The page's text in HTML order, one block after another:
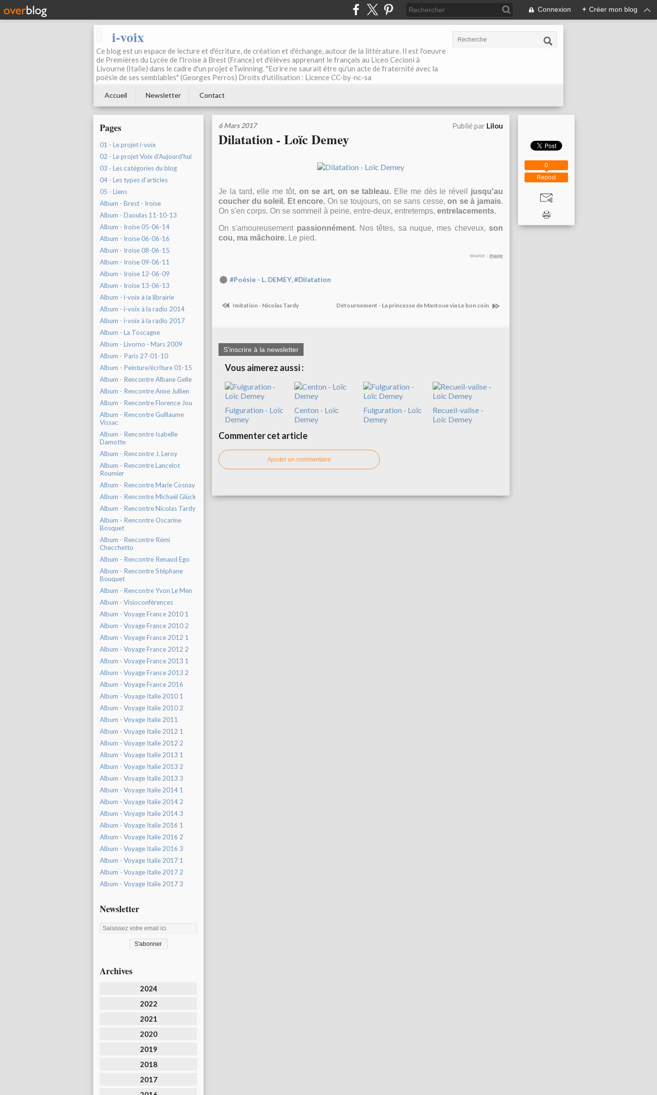
Connexion + Créer mon blog
i-voix
Ce blog est un espace de lecture et d'écriture, de création et d'échange, autour de la littérature. Il est l'oeuvre
de Premières du Lycée de l'Iroise à Brest (France) et d'élèves apprenant le français au Liceo Cecioni à
Livourne (Italie) dans le cadre d'un projet eTwinning. "Ecrire ne saurait être qu'un acte de fraternité avec la
poésie de ses semblables" (Georges Perros) Droits d'utilisation : Licence CC-by-nc-sa
Accueil Newsletter Contact
Pages
01 - Le projet i-voix
02 - Le projet Voix d'Aujourd'hui
03 - Les catégories du blog
04 - Les types d'articles
05 - Liens
Album - Brest - Iroise
Album - Daoulas 11-10-13
Album - Iroise 05-06-14
Album - Iroise 06-06-16
Album - Iroise 08-06-15
Album - Iroise 09-06-11
Album - Iroise 12-06-09
Album - Iroise 13-06-13
Album - i-voix à la librairie
Album - i-voix à la radio 2014
Album - i-voix à la radio 2017
Album - La Toscagne
Album - Livorno - Mars 2009
Album - Paris 27-01-10
Album - Peinture/écriture 01-15
Album - Rencontre Albane Gelle
Album - Rencontre Anne Jullien
Album - Rencontre Florence Jou
Album - Rencontre Guillaume
Vissac
Album - Rencontre Isabelle
Damotte
Album - Rencontre J. Leroy
Album - Rencontre Lancelot
Roumier
Album - Rencontre Marie Cosnay
Album - Rencontre Michaël Glück
Album - Rencontre Nicolas Tardy
Album - Rencontre Oscarine
Bosquet
Album - Rencontre Rémi
Checchetto
Album - Rencontre Renaud Ego
Album - Rencontre Stéphane
Bouquet
Album - Rencontre Yvon Le Men
Album - Visioconfèrences
Album - Voyage France 2010 1
Album - Voyage France 2010 2
Album - Voyage France 2012 1
Album - Voyage France 2012 2
Album - Voyage France 2013 1
Album - Voyage France 2013 2
Album - Voyage France 2016
Album - Voyage Italie 2010 1
Album - Voyage Italie 2010 2
Album - Voyage Italie 2011
Album - Voyage Italie 2012 1
Album - Voyage Italie 2012 2
Album - Voyage Italie 2013 1
Album - Voyage Italie 2013 2
Album - Voyage Italie 2013 3
Album - Voyage Italie 2014 1
Album - Voyage Italie 2014 2
Album - Voyage Italie 2014 3
Album - Voyage Italie 2016 1
Album - Voyage Italie 2016 2
Album - Voyage Italie 2016 3
Album - Voyage Italie 2017 1
Album - Voyage Italie 2017 2
Album - Voyage Italie 2017 3
Newsletter
Archives
2024
2022
2021
2020
2019
2018
2017
6 Mars 2017 Publié par Lilou
Dilatation - Loïc Demey
Je la tard, elle me tôt, on se art, on se tableau. Elle me dès le réveil jusqu'au
coucher du soleil. Et encore. On se toujours, on se sans cesse, on se à jamais.
On s'en corps. On se sommeil à peine, entre-deux, entretemps, entrelacements.
On s'amoureusement passionnément. Nos têtes, sa nuque, mes cheveux,son
cou, ma mâchoire. Le pied.
source : image
#Poésie - L. DEMEY,#Dilatation
Imitation - Nicolas Tardy Détournement - La princesse de Mantoue via Le bon coin
S'inscrire à la newsletter
Vous aimerez aussi :
Fulguration - Loïc
Demey
Centon - Loïc
Demey
Fulguration - Loïc
Demey
Recueil-valise -
Loic Demey
Commenter cet article
Ajouter un commentaire
Repost
0